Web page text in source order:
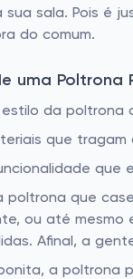
sua sala. Pois é
do comum.
uma Poltrona
da poltrona
que
que
poltrona que
ou até mesmo
Afinal, a
a poltrona